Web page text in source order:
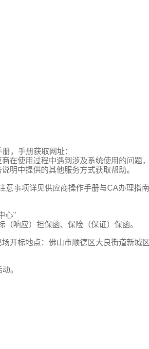
，手册获取网址：
在使用过程中遇到涉及系统使用的问题
明中提供的其他服务方式获取帮助。
事项详见供应商操作手册与CA办理指南
心"
响应）担保函、保险（保证）保函。
开标地点：佛山市顺德区大良街道新城
。